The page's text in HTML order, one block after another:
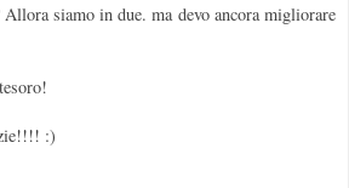
siamo in due. ma devo ancora migliorare
:)